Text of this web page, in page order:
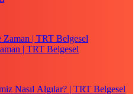
| TRT Belgesel